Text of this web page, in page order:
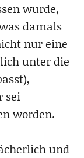
wurde,
damals
nur eine
unter die
sei
worden.
und